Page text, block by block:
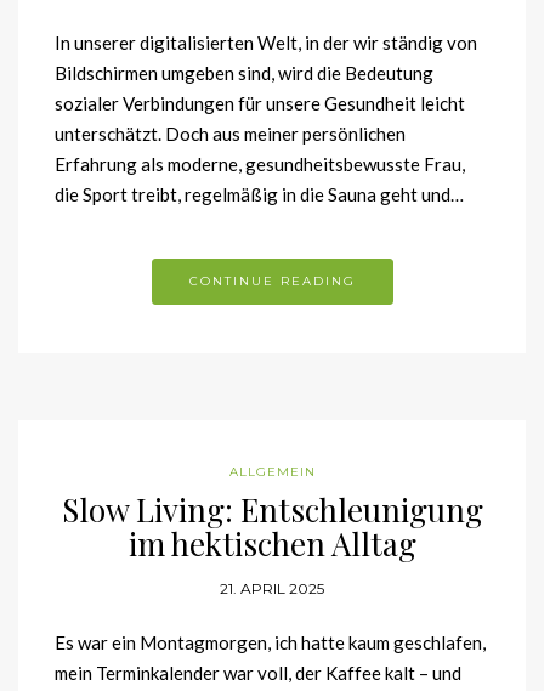
In unserer digitalisierten Welt, in der wir ständig von
Bildschirmen umgeben sind, wird die Bedeutung
sozialer Verbindungen für unsere Gesundheit leicht
unterschätzt. Doch aus meiner persönlichen
Erfahrung als moderne, gesundheitsbewusste Frau,
die Sport treibt, regelmäßig in die Sauna geht und…
CONTINUE READING
ALLGEMEIN
Slow Living: Entschleunigung
im hektischen Alltag
21. APRIL 2025
Es war ein Montagmorgen, ich hatte kaum geschlafen,
mein Terminkalender war voll, der Kaffee kalt – und